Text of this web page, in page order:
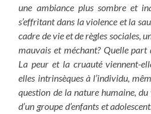
une ambiance plus sombre et
s’effritant dans la violence et la
cadre de vie et de règles sociales,
mauvais et méchant? Quelle part
La peur et la cruauté viennent-
elles intrinsèques à l’individu,
question de la nature humaine,
d’un groupe d’enfants et